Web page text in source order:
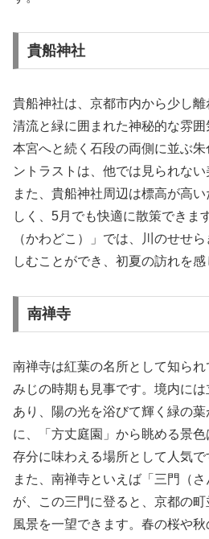
貴船神社
貴船神社は、京都市内から少し離
清流と緑に囲まれた神秘的な雰
本宮へと続く石段の両側に並ぶ
ントラストは、他では見られない
また、貴船神社周辺は標高が高
しく、5月でも快適に散策できま
（かわどこ）」では、川のせせ
しむことができ、初夏の訪れを感
南禅寺
南禅寺は紅葉の名所として知ら
みじの時期も見事です。境内に
あり、陽の光を浴びて輝く緑の
に、「方丈庭園」から眺める景
存分に味わえる場所として人気で
また、南禅寺といえば「三門（
が、この三門に登ると、京都の
風景を一望できます。春の桜や